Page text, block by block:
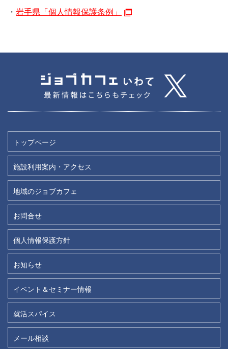
・ 岩手県「個人情報保護条例」
トップページ
施設利用案内・アクセス
地域のジョブカフェ
お問合せ
個人情報保護方針
お知らせ
イベント＆セミナー情報
就活スパイス
メール相談